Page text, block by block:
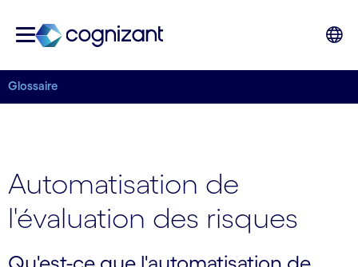
Glossaire
Automatisation de
l'évaluation des risques